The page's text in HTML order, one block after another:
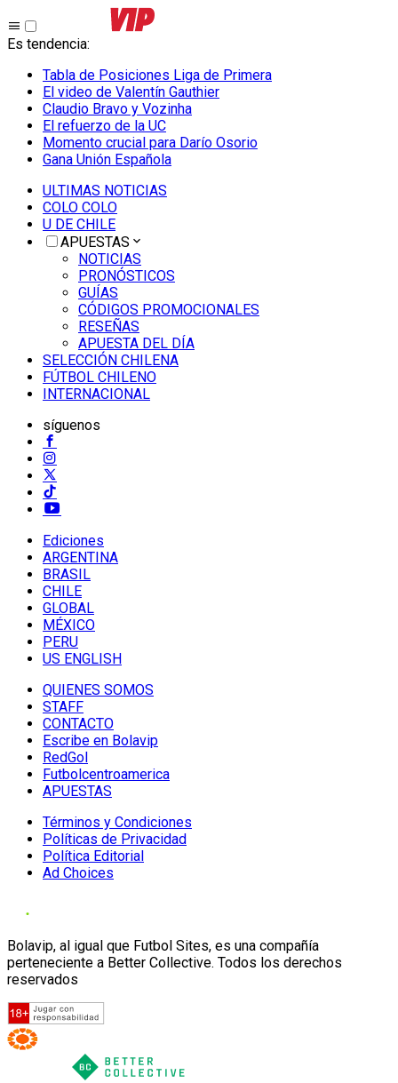
Es tendencia:
Tabla de Posiciones Liga de Primera
El video de Valentín Gauthier
Claudio Bravo y Vozinha
El refuerzo de la UC
Momento crucial para Darío Osorio
Gana Unión Española
ULTIMAS NOTICIAS
COLO COLO
U DE CHILE
APUESTAS
NOTICIAS
PRONÓSTICOS
GUÍAS
CÓDIGOS PROMOCIONALES
RESEÑAS
APUESTA DEL DÍA
SELECCIÓN CHILENA
FÚTBOL CHILENO
INTERNACIONAL
síguenos
Ediciones
ARGENTINA
BRASIL
CHILE
GLOBAL
MÉXICO
PERU
US ENGLISH
QUIENES SOMOS
STAFF
CONTACTO
Escribe en Bolavip
RedGol
Futbolcentroamerica
APUESTAS
Términos y Condiciones
Políticas de Privacidad
Política Editorial
Ad Choices
Bolavip, al igual que Futbol Sites, es una compañía
perteneciente a Better Collective. Todos los derechos
reservados